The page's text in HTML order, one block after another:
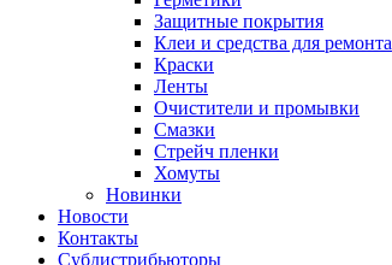
Защитные покрытия
Клеи и средства для ремонта
Краски
Ленты
Очистители и промывки
Смазки
Стрейч пленки
Хомуты
Новинки
Новости
Контакты
Субдистрибьюторы